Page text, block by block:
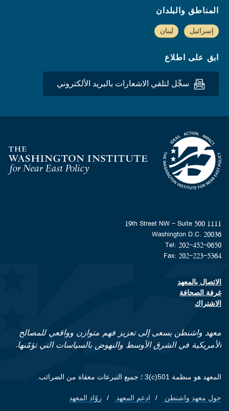
المناطق والبلدان
إسرائيل لبنان
ابق على اطلاع
سجِّل لتلقي الاشعارات بالبريد الألكتروني
Homepage
1111 19th Street NW - Suite 500
Washington D.C. 20036
Tel: 202-452-0650
Fax: 202-223-5364
Footer contact links
الاتصال بالمعهد
غرفة الصحافة
الاشتراك
معهد واشنطن يسعى إلى تعزيز فهم متوازن وواقعي للمصالح
الأمريكية في الشرق الأوسط والنهوض بالسياسات التي تؤمّنها.
المعهد هو منظمة 501(c)3 ؛ جميع التبرعات معفاة من الضرائب.
Footer quick links
حول معهد واشنطن ادعم المعهد روّاد المعهد